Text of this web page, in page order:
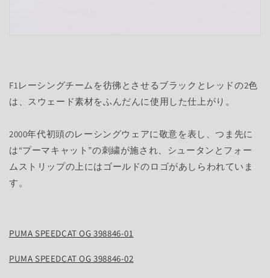
F1レーシングチームを彷彿とさせるブラックとレッドの2色
は、スウェード素材をふんだんに使用した仕上がり。
2000年代初頭のレーシングウェアに敬意を表し、つま先に
は“プーマキャット”の刺繍が施され、シュータンとフォー
ムストリップの上にはゴールドのロゴがあしらわれていま
す。
PUMA SPEEDCAT OG 398846-01
PUMA SPEEDCAT OG 398846-02